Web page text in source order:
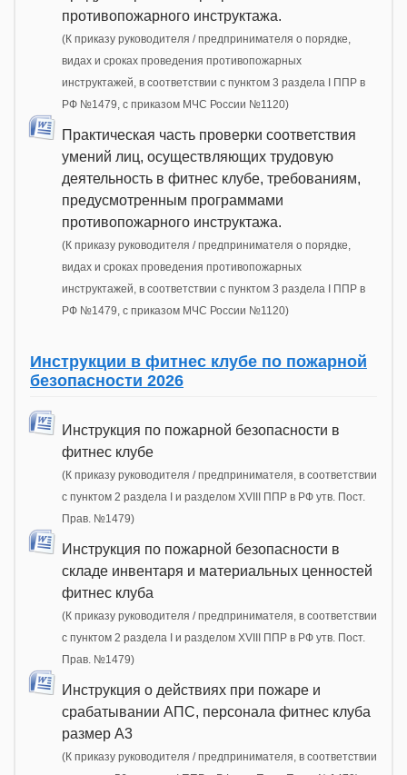
противопожарного инструктажа.
(К приказу руководителя / предпринимателя о порядке,
видах и сроках проведения противопожарных
инструктажей, в соответствии с пунктом 3 раздела I ППР в
РФ №1479, с приказом МЧС России №1120)
Практическая часть проверки соответствия
умений лиц, осуществляющих трудовую
деятельность в фитнес клубе, требованиям,
предусмотренным программами
противопожарного инструктажа.
(К приказу руководителя / предпринимателя о порядке,
видах и сроках проведения противопожарных
инструктажей, в соответствии с пунктом 3 раздела I ППР в
РФ №1479, с приказом МЧС России №1120)
Инструкции в фитнес клубе по пожарной
безопасности 2026
Инструкция по пожарной безопасности в
фитнес клубе
(К приказу руководителя / предпринимателя, в соответствии
с пунктом 2 раздела I и разделом XVIII ППР в РФ утв. Пост.
Прав. №1479)
Инструкция по пожарной безопасности в
складе инвентаря и материальных ценностей
фитнес клуба
(К приказу руководителя / предпринимателя, в соответствии
с пунктом 2 раздела I и разделом XVIII ППР в РФ утв. Пост.
Прав. №1479)
Инструкция о действиях при пожаре и
срабатывании АПС, персонала фитнес клуба
размер А3
(К приказу руководителя / предпринимателя, в соответствии